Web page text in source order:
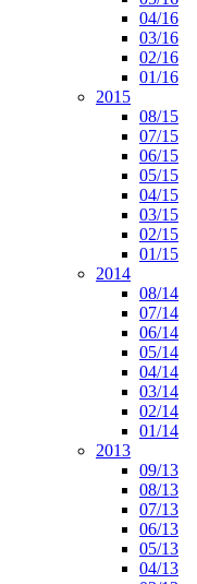
04/16
03/16
02/16
01/16
2015
08/15
07/15
06/15
05/15
04/15
03/15
02/15
01/15
2014
08/14
07/14
06/14
05/14
04/14
03/14
02/14
01/14
2013
09/13
08/13
07/13
06/13
05/13
04/13